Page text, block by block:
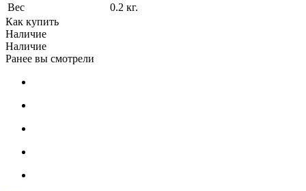
Вес
0.2 кг.
Как купить
Наличие
Наличие
Ранее вы смотрели